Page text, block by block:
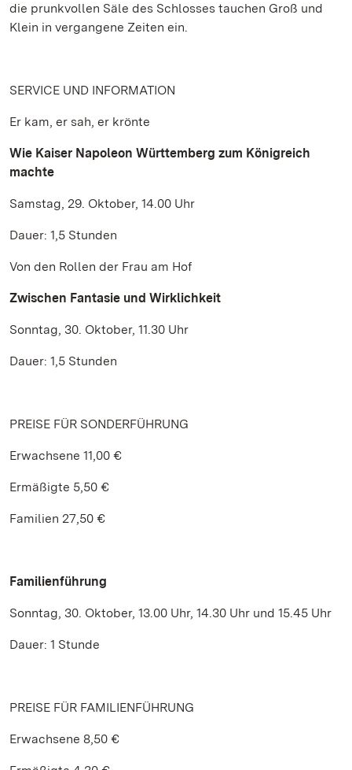
die prunkvollen Säle des Schlosses tauchen Groß und
Klein in vergangene Zeiten ein.
SERVICE UND INFORMATION
Er kam, er sah, er krönte
Wie Kaiser Napoleon Württemberg zum Königreich
machte
Samstag, 29. Oktober, 14.00 Uhr
Dauer: 1,5 Stunden
Von den Rollen der Frau am Hof
Zwischen Fantasie und Wirklichkeit
Sonntag, 30. Oktober, 11.30 Uhr
Dauer: 1,5 Stunden
PREISE FÜR SONDERFÜHRUNG
Erwachsene 11,00 €
Ermäßigte 5,50 €
Familien 27,50 €
Familienführung
Sonntag, 30. Oktober, 13.00 Uhr, 14.30 Uhr und 15.45 Uhr
Dauer: 1 Stunde
PREISE FÜR FAMILIENFÜHRUNG
Erwachsene 8,50 €